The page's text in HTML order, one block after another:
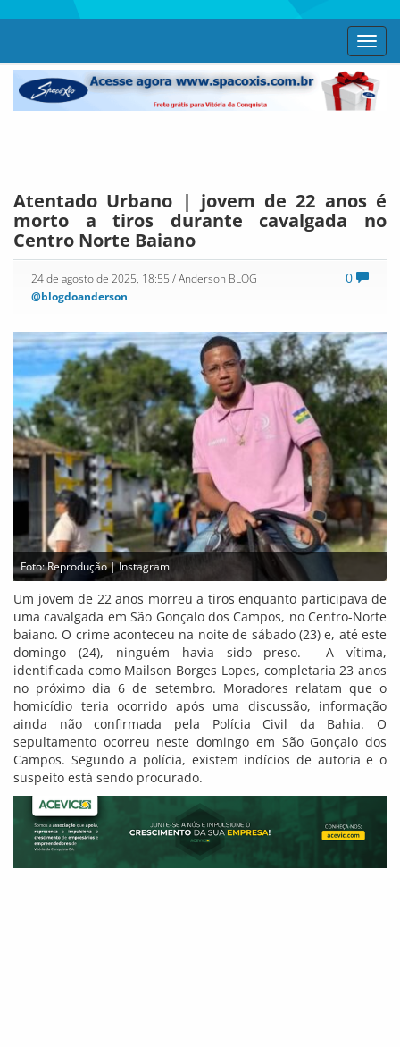
Atentado Urbano | jovem de 22 anos é
morto a tiros durante cavalgada no
Centro Norte Baiano
0
24 de agosto de 2025, 18:55 / Anderson BLOG
@blogdoanderson
Foto: Reprodução | Instagram
Um jovem de 22 anos morreu a tiros enquanto participava de
uma cavalgada em São Gonçalo dos Campos, no Centro-Norte
baiano. O crime aconteceu na noite de sábado (23) e, até este
domingo (24), ninguém havia sido preso. A vítima,
identificada como Mailson Borges Lopes, completaria 23 anos
no próximo dia 6 de setembro. Moradores relatam que o
homicídio teria ocorrido após uma discussão, informação
ainda não confirmada pela Polícia Civil da Bahia. O
sepultamento ocorreu neste domingo em São Gonçalo dos
Campos. Segundo a polícia, existem indícios de autoria e o
suspeito está sendo procurado.